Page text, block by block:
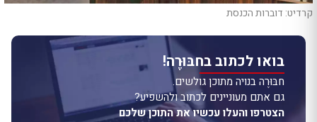
קרדיט: דוברות הכנסת
בואו לכתוב בחבּוּרֶה!
חבּוּרֶה בנויה מתוכן גולשים.
גם אתם מעוניינים לכתוב ולהשפיע?
הצטרפו והעלו עכשיו את התוכן שלכם